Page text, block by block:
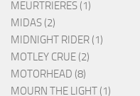
MEURTRIERES (1)
MIDAS (2)
MIDNIGHT RIDER (1)
MOTLEY CRUE (2)
MOTORHEAD (8)
MOURN THE LIGHT (1)